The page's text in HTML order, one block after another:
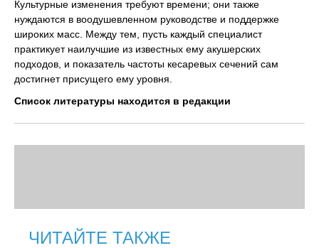
Культурные изменения требуют времени; они также
нуждаются в воодушевленном руководстве и поддержке
широких масс. Между тем, пусть каждый специалист
практикует наилучшие из известных ему акушерских
подходов, и показатель частоты кесаревых сечений сам
достигнет присущего ему уровня.
Список литературы находится в редакции
ЧИТАЙТЕ ТАКЖЕ